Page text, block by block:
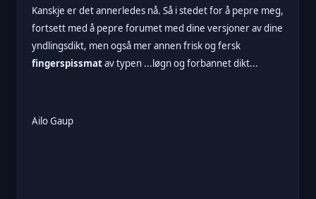
Kanskje er det annerledes nå. Så i stedet for å pepre meg,
fortsett med å pepre forumet med dine versjoner av dine
yndlingsdikt, men også mer annen frisk og fersk
fingerspissmatav typen ...løgn og forbannet dikt...
Ailo Gaup